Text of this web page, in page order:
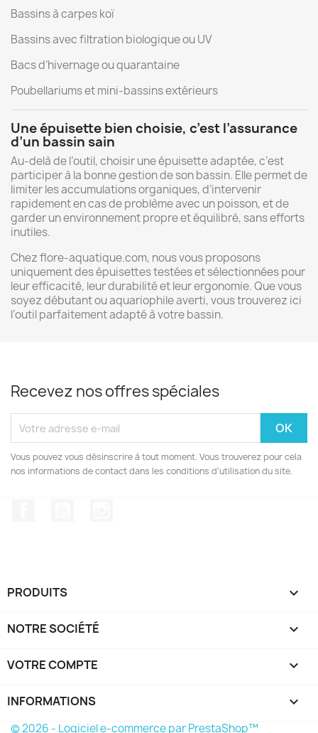
Bassinsàcarpeskoï
BassinsavecfiltrationbiologiqueouUV
Bacsd’hivernageouquarantaine
Poubellariumsetmini-bassinsextérieurs
Uneépuisette bien choisie, c’est l’assurance
d’un bassin sain
Au-delàdel’outil,choisiruneépuisetteadaptée,c’est
participerà la bonnegestiondesonbassin. Ellepermetde
limiterlesaccumulationsorganiques,d’intervenir
rapidementencasdeproblèmeavec unpoisson,etde
garderunenvironnementpropreetéquilibré, sansefforts
inutiles.
Chezflore-aquatique.com, nousvousproposons
uniquementdesépuisettestestéesetsélectionnéespour
leurefficacité, leurdurabilitéetleurergonomie.Quevous
soyezdébutantouaquariophileaverti,voustrouverez ici
l’outilparfaitementadaptéàvotrebassin.
Recevez nos offres spéciales
Vous pouvez vous désinscrire à tout moment. Vous trouverez pour cela
nos informations de contact dans les conditions d'utilisation du site.
PRODUITS 
NOTRE SOCIÉTÉ 
VOTRE COMPTE 
INFORMATIONS keyboard_arrow_down
© 2026 - Logiciel e-commerce par PrestaShop™